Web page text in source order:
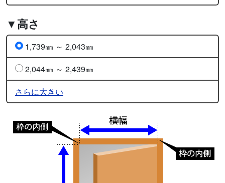
▼高さ
1,739㎜ ～ 2,043㎜
2,044㎜ ～ 2,439㎜
さらに大きい